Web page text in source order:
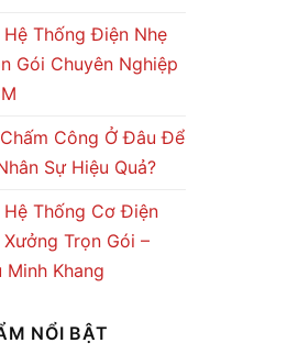
Thống Điện Nhẹ
Gói Chuyên Nghiệp
Công Ở Đâu Để
Sự Hiệu Quả?
Thống Cơ Điện
Xưởng Trọn Gói –
Minh Khang
NỔI BẬT